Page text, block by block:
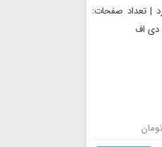
| تعداد صفحات: